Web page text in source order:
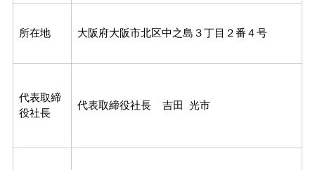
所在地 大阪府大阪市北区中之島３丁目２番４号
代表取締
役社長
代表取締役社長 吉田 光市